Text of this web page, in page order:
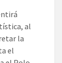
al
la
el